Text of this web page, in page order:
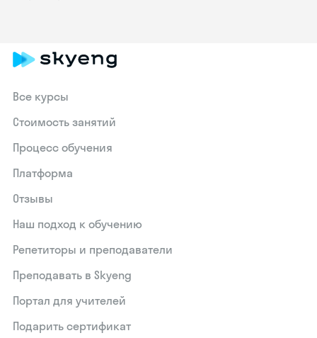
Все курсы
Стоимость занятий
Процесс обучения
Платформа
Отзывы
Наш подход к обучению
Репетиторы и преподаватели
Преподавать в Skyeng
Портал для учителей
Подарить сертификат